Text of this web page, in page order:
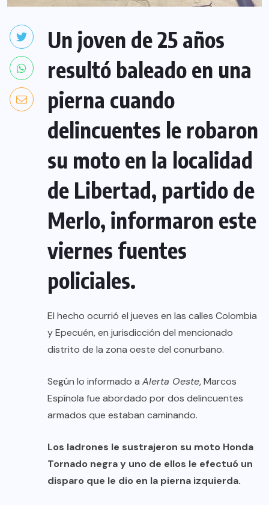
Un joven de 25 años
resultó baleado en una
pierna cuando
delincuentes le robaron
su moto en la localidad
de Libertad, partido de
Merlo, informaron este
viernes fuentes
policiales.
El hecho ocurrió el jueves en las calles Colombia
y Epecuén, en jurisdicción del mencionado
distrito de la zona oeste del conurbano.
Según lo informado a Alerta Oeste, Marcos
Espínola fue abordado por dos delincuentes
armados que estaban caminando.
Los ladrones le sustrajeron su moto Honda
Tornado negra y uno de ellos le efectuó un
disparo que le dio en la pierna izquierda.